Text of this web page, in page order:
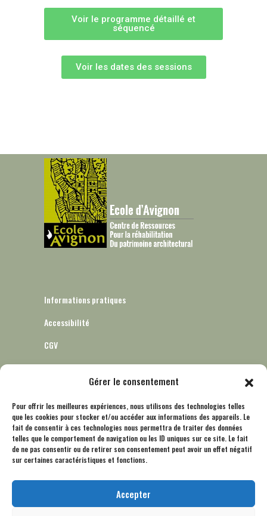
Gérer le consentement
Pour offrir les meilleures expériences, nous utilisons des technologies telles
que les cookies pour stocker et/ou accéder aux informations des appareils. Le
fait de consentir à ces technologies nous permettra de traiter des données
telles que le comportement de navigation ou les ID uniques sur ce site. Le fait
de ne pas consentir ou de retirer son consentement peut avoir un effet négatif
sur certaines caractéristiques et fonctions.
Accepter
Voir le programme détaillé et
séquencé
Voir les dates des sessions
Informations pratiques
Accessibilité
CGV
Mentions légales
Politique de cookies (UE)